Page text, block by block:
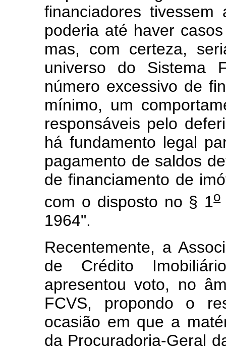
financiadores
poderia até haver
mas, com certeza,
universo do Sistema
número excessivo de
mínimo, um
responsáveis pelo
há fundamento legal
pagamento de saldos
de financiamento de
com o disposto no § 1o
1964".
Recentemente, a
de Crédito
apresentou voto, no
FCVS, propondo o
ocasião em que a
da Procuradoria-Geral